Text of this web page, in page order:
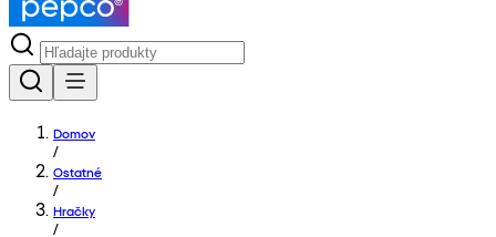
Domov
/
Ostatné
/
Hračky
/